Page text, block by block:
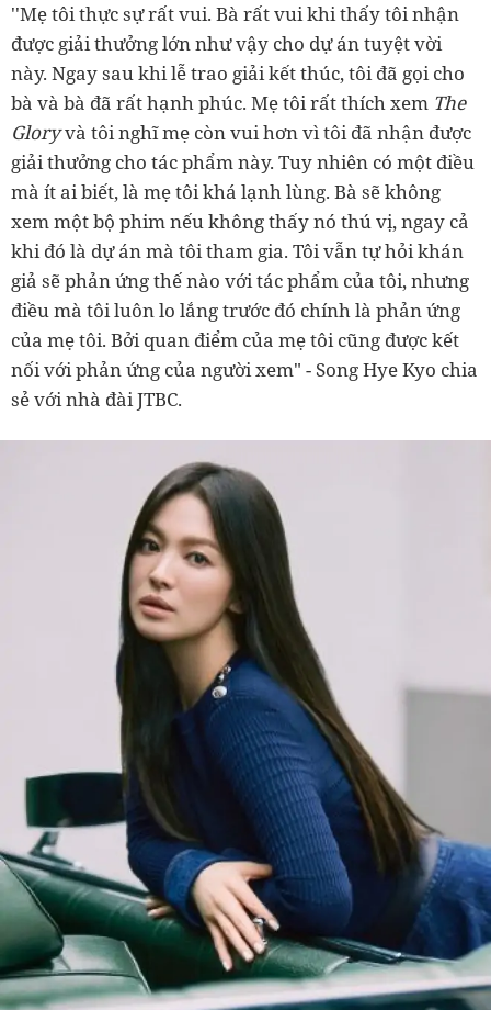
''Mẹ tôi thực sự rất vui. Bà rất vui khi thấy tôi nhận
được giải thưởng lớn như vậy cho dự án tuyệt vời
này. Ngay sau khi lễ trao giải kết thúc, tôi đã gọi cho
bà và bà đã rất hạnh phúc. Mẹ tôi rất thích xem The
Gloryvà tôi nghĩ mẹ còn vui hơn vì tôi đã nhận được
giải thưởng cho tác phẩm này. Tuy nhiên có một điều
mà ít ai biết, là mẹ tôi khá lạnh lùng. Bà sẽ không
xem một bộ phim nếu không thấy nó thú vị, ngay cả
khi đó là dự án mà tôi tham gia. Tôi vẫn tự hỏi khán
giả sẽ phản ứng thế nào với tác phẩm của tôi, nhưng
điều mà tôi luôn lo lắng trước đó chính là phản ứng
của mẹ tôi. Bởi quan điểm của mẹ tôi cũng được kết
nối với phản ứng của người xem" - Song Hye Kyo chia
sẻ với nhà đài JTBC.